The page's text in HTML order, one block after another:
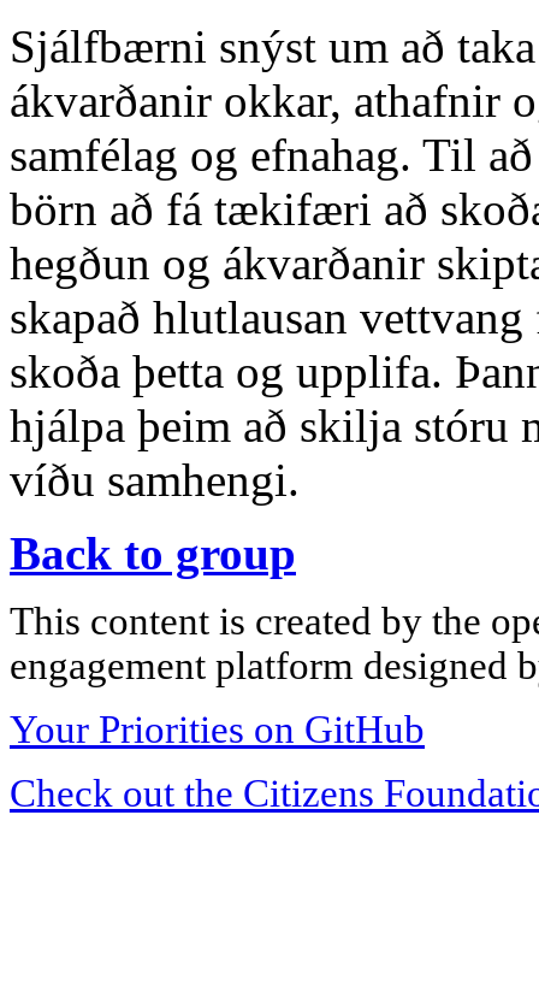
Sjálfbærni snýst um að
ákvarðanir okkar, athafnir
samfélag og efnahag. Til
börn að fá tækifæri að
hegðun og ákvarðanir
skapað hlutlausan
skoða þetta og upplifa.
hjálpa þeim að skilja stóru
víðu samhengi.
Back to group
This content is created by the
engagement platform designed
Your Priorities on GitHub
Check out the Citizens